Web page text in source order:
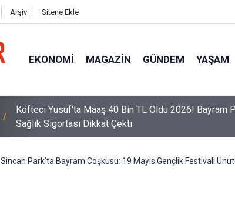
Arşiv Sitene Ekle
EKONOMI MAGAZIN GÜNDEM YAŞAM
Sürücüler Dikkat! Yeni Dönemde 3 İhlal Ehliyet
Sincan Park’ta Bayram Coşkusu: 19 Mayıs Gençlik Festivali